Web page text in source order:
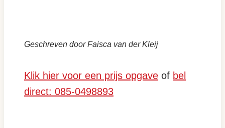
Geschreven door Faisca van der Kleij
Klik hier voor een prijs opgave of bel
direct: 085-0498893